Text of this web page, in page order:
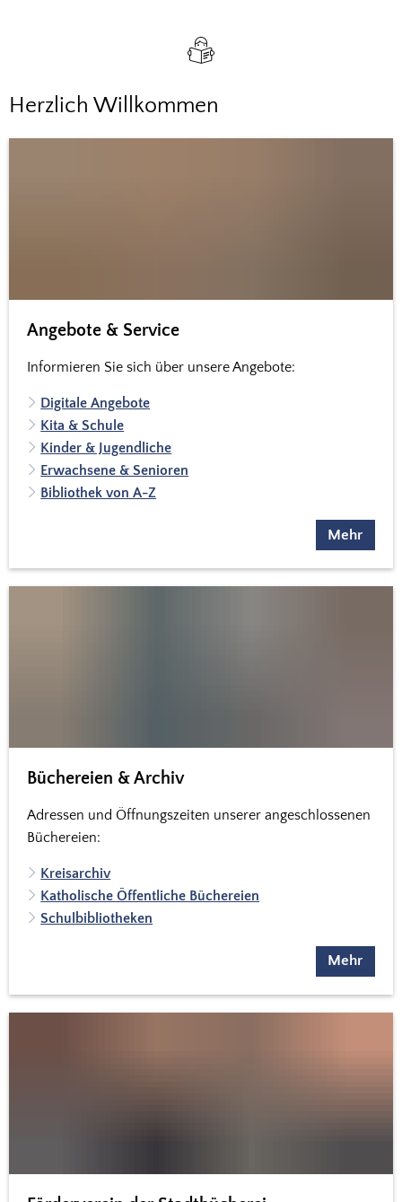
Herzlich Willkommen
Angebote & Service
Informieren Sie sich über unsere Angebote:
Digitale Angebote
Kita & Schule
Kinder & Jugendliche
Erwachsene & Senioren
Bibliothek von A-Z
Mehr
Büchereien & Archiv
Adressen und Öffnungszeiten unserer angeschlossenen
Büchereien:
Kreisarchiv
Katholische Öffentliche Büchereien
Schulbibliotheken
Mehr